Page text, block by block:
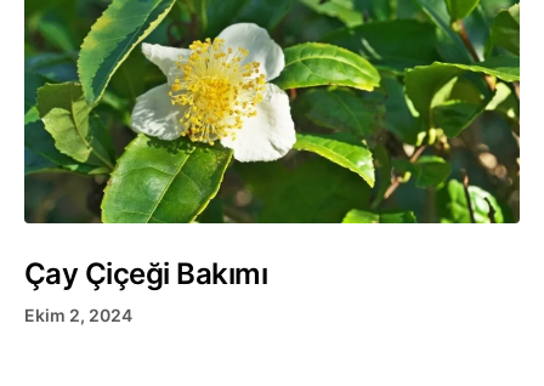
Çay Çiçeği Bakımı
Ekim 2, 2024